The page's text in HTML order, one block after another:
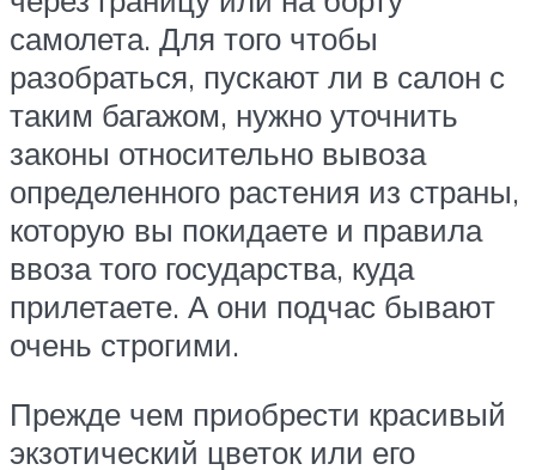
самолета. Для того чтобы
разобраться, пускают ли в салон с
таким багажом, нужно уточнить
законы относительно вывоза
определенного растения из страны,
которую вы покидаете и правила
ввоза того государства, куда
прилетаете. А они подчас бывают
очень строгими.
Прежде чем приобрести красивый
экзотический цветок или его